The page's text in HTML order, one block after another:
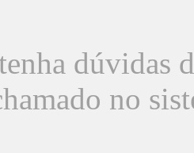
dúvidas
no